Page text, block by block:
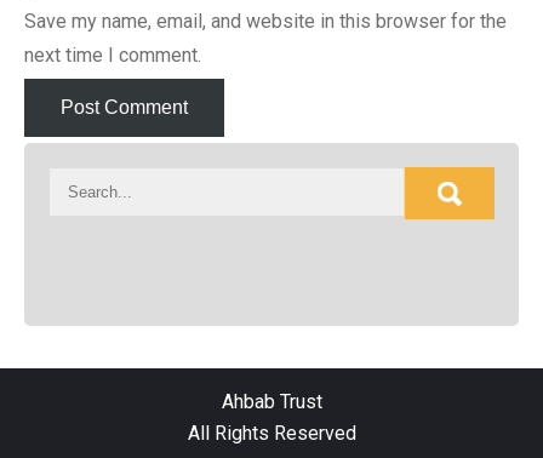
Save my name, email, and website in this browser for the
next time I comment.
Ahbab Trust
All Rights Reserved